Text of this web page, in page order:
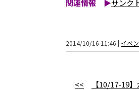
関連情報 ▶サンク
2014/10/16 11:46 | イベ
<< 【10/17-19